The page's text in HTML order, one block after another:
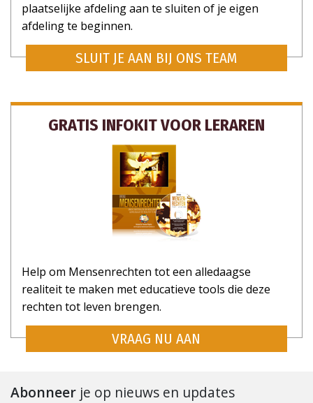
plaatselijke afdeling aan te sluiten of je eigen
afdeling te beginnen.
SLUIT JE AAN BIJ ONS TEAM
GRATIS INFOKIT VOOR LERAREN
Help om Mensenrechten tot een alledaagse
realiteit te maken met educatieve tools die deze
rechten tot leven brengen.
VRAAG NU AAN
Abonneer je op nieuws en updates